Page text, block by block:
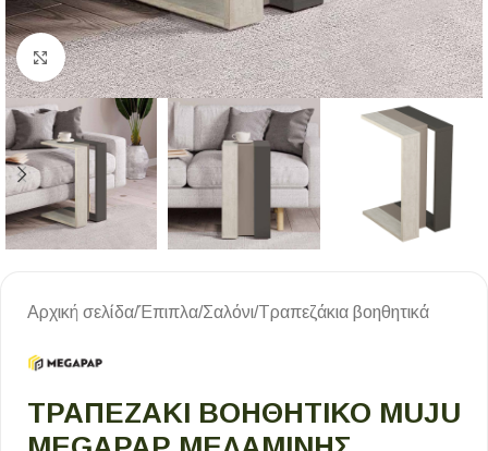
Κλικ για μεγέθυνση
Αρχική σελίδα/Έπιπλα/Σαλόνι/Τραπεζάκια βοηθητικά
ΤΡΑΠΕΖΆΚΙ ΒΟΗΘΗΤΙΚΌ MUJU